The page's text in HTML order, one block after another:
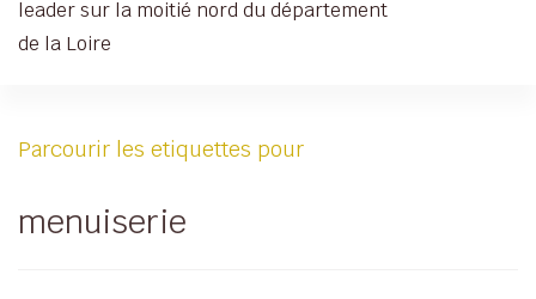
leader sur la moitié nord du département
de la Loire
Parcourir les etiquettes pour
menuiserie